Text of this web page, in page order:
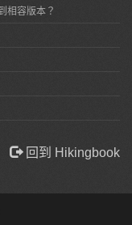
相容版本？
回到 Hikingbook